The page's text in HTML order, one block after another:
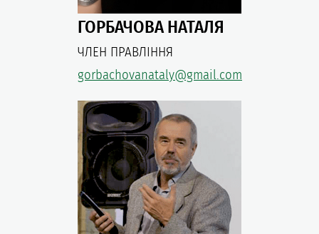
ГОРБАЧOВА НАТАЛЯ
ЧЛЕН ПРАВЛІННЯ
gorbachovanataly@gmail.com